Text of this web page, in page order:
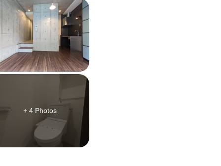
+ 4 Photos